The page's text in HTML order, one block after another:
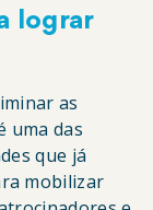
lograr
as
uma das
que já
mobilizar